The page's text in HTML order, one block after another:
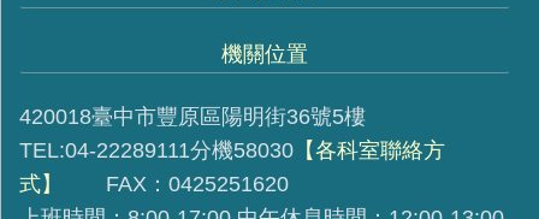
機關位置
420018臺中市豐原區陽明街36號5樓
TEL:04-22289111分機58030 【各科室聯絡方
式】
FAX：0425251620